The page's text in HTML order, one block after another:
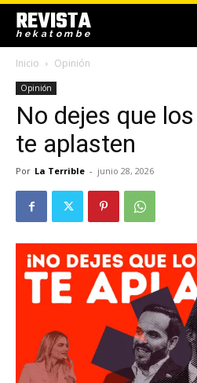
REVISTA
hekatombe
Inicio Opinión
Opinión
No dejes que
te aplasten
Por La Terrible - junio 28, 2026